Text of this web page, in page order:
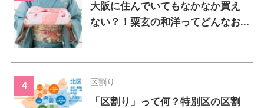
大阪に住んでいてもなかなか買え
ない？！粟玄の和洋ってどんなお...
区割り
「区割り」って何？特別区の区割